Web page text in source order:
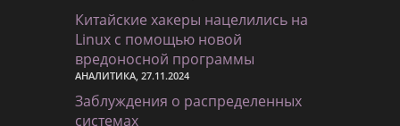
Китайские хакеры нацелились на
Linux с помощью новой
вредоносной программы
АНАЛИТИКА, 27.11.2024
Заблуждения о распределенных
системах